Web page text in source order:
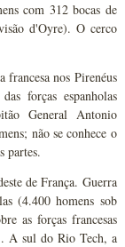
com 312 bocas de
d'Oyre). O cerco
nos Pirenéus
forças espanholas
General Antonio
não se conhece o
partes.
de França. Guerra
(4.400 homens sob
as forças francesas
A sul do Rio Tech, a